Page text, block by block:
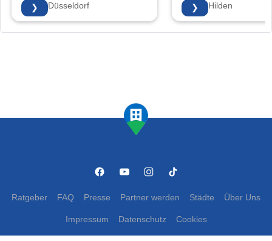
40597 Düsseldorf
❯
40721 Hilden
❯
Ratgeber FAQ Presse Partner werden Städte Über Uns
Impressum Datenschutz Cookies